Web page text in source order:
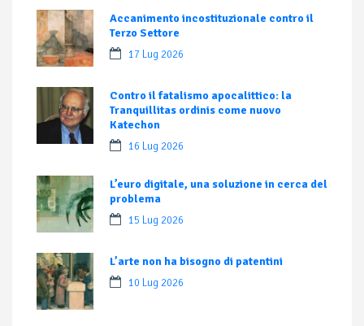
Accanimento incostituzionale contro il
Terzo Settore
17 Lug 2026
Contro il fatalismo apocalittico: la
Tranquillitas ordinis come nuovo
Katechon
16 Lug 2026
L’euro digitale, una soluzione in cerca del
problema
15 Lug 2026
L’arte non ha bisogno di patentini
10 Lug 2026